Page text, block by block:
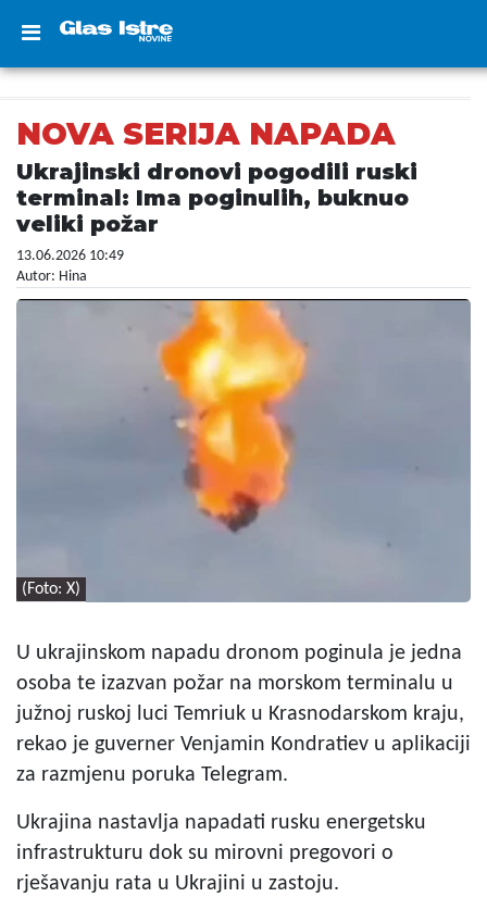
NOVA SERIJA NAPADA
Ukrajinski dronovi pogodili ruski
terminal: Ima poginulih, buknuo
veliki požar
13.06.2026 10:49
Autor: Hina
(Foto: X)
U ukrajinskom napadu dronom poginula je jedna
osoba te izazvan požar na morskom terminalu u
južnoj ruskoj luci Temriuk u Krasnodarskom kraju,
rekao je guverner Venjamin Kondratiev u aplikaciji
za razmjenu poruka Telegram.
Ukrajina nastavlja napadati rusku energetsku
infrastrukturu dok su mirovni pregovori o
rješavanju rata u Ukrajini u zastoju.